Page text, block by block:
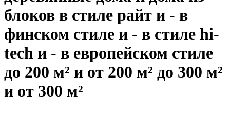
блоков в стиле райт и - в
финском стиле и - в стиле hi-
tech и - в европейском стиле
до 200 м² и от 200 м² до 300 м²
и от 300 м²